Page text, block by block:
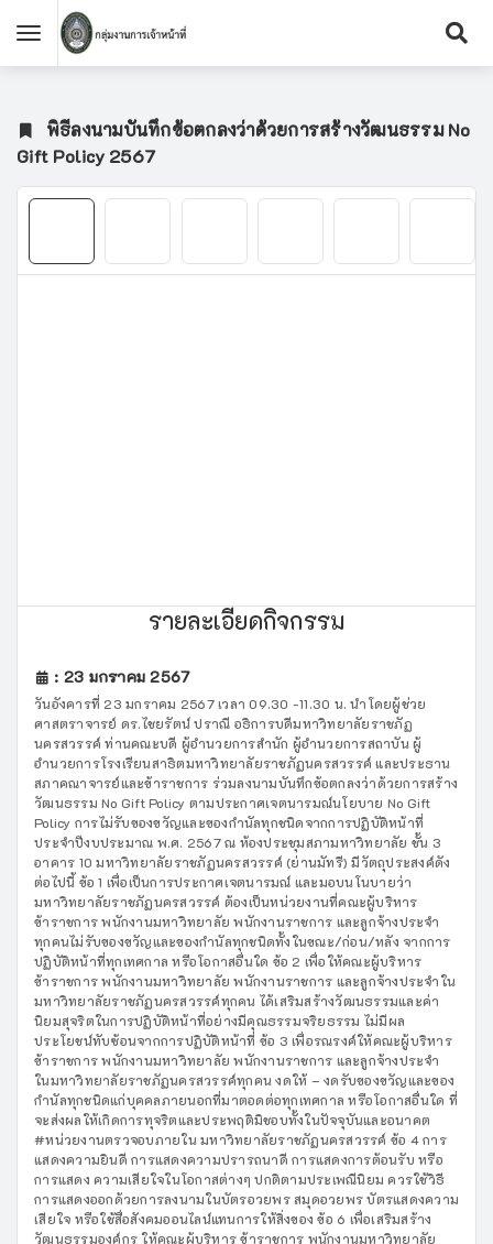
พิธีลงนามบันทึกข้อตกลงว่าด้วยการสร้างวัฒนธรรม No
Gift Policy 2567
รายละเอียดกิจกรรม
: 23 มกราคม 2567
วันอังคารที่ 23 มกราคม 2567 เวลา 09.30 -11.30 น. นำโดยผู้ช่วย
ศาสตราจารย์ ดร.ไชยรัตน์ ปราณี อธิการบดีมหาวิทยาลัยราชภัฏ
นครสวรรค์ ท่านคณะบดี ผู้อำนวยการสำนัก ผู้อำนวยการสถาบัน ผู้
อำนวยการโรงเรียนสาธิตมหาวิทยาลัยราชภัฏนครสวรรค์ และประธาน
สภาคณาจารย์และข้าราชการ ร่วมลงนามบันทึกข้อตกลงว่าด้วยการสร้าง
วัฒนธรรม No Gift Policy ตามประกาศเจตนารมณ์นโยบาย No Gift
Policy การไม่รับของขวัญและของกำนัลทุกชนิดจากการปฏิบัติหน้าที่
ประจำปีงบประมาณ พ.ศ. 2567 ณ ห้องประชุมสภามหาวิทยาลัย ชั้น 3
อาคาร 10 มหาวิทยาลัยราชภัฏนครสวรรค์ (ย่านมัทรี) มีวัตถุประสงค์ดัง
ต่อไปนี้ ข้อ 1 เพื่อเป็นการประกาศเจตนารมณ์ และมอบนโนบายว่า
มหาวิทยาลัยราชภัฏนครสวรรค์ ต้องเป็นหน่วยงานที่คณะผู้บริหาร
ข้าราชการ พนักงานมหาวิทยาลัย พนักงานราชการ และลูกจ้างประจำ
ทุกคนไม่รับของขวัญและของกำนัลทุกชนิดทั้งในขณะ/ก่อน/หลัง จากการ
ปฏิบัติหน้าที่ทุกเทศกาล หรือโอกาสอื่นใด ข้อ 2 เพื่อให้คณะผู้บริหาร
ข้าราชการ พนักงานมหาวิทยาลัย พนักงานราชการ และลูกจ้างประจำใน
มหาวิทยาลัยราชภัฏนครสวรรค์ทุกคน ได้เสริมสร้างวัฒนธรรมและค่า
นิยมสุจริตในการปฏิบัติหน้าที่อย่างมีคุณธรรมจริยธรรม ไม่มีผล
ประโยชน์ทับซ้อนจากการปฏิบัติหน้าที่ ข้อ 3 เพื่อรณรงค์ให้คณะผู้บริหาร
ข้าราชการ พนักงานมหาวิทยาลัย พนักงานราชการ และลูกจ้างประจำ
ในมหาวิทยาลัยราชภัฏนครสวรรค์ทุกคน งดให้ – งดรับของขวัญและของ
กำนัลทุกชนิดแก่บุคคลภายนอกที่มาตอดต่อทุกเทศกาล หรือโอกาสอื่นใด ที่
จะส่งผลให้เกิดการทุจริตและประพฤติมิชอบทั้งในปัจจุบันและอนาคต
#หน่วยงานตรวจอบภายใน มหาวิทยาลัยราชภัฏนครสวรรค์ ข้อ 4 การ
แสดงความยินดี การแสดงความปรารถนาดี การแสดงการต้อนรับ หรือ
การแสดง ความเสียใจในโอกาสต่างๆ ปกติตามประเพณีนิยม ควรใช้วิธี
การแสดงออกด้วยการลงนามในบัตรอวยพร สมุดอวยพร บัตรแสดงความ
เสียใจ หรือใช้สื่อสังคมออนไลน์แทนการให้สิ่งของ ข้อ 6 เพื่อเสริมสร้าง
วัฒนธรรมองค์กร ให้คณะผู้บริหาร ข้าราชการ พนักงานมหาวิทยาลัย